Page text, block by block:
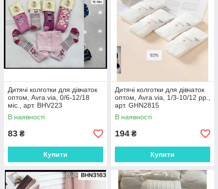
Дитячі колготки для дівчаток
оптом, Avra.via, 0/6-12/18
міс., арт. BHV223
В наявності
83 ₴
Купити
Дитячі колготки для дівчаток
оптом, Avra.via, 1/3-10/12 рр.,
арт. GHN2815
В наявності
194 ₴
Купити